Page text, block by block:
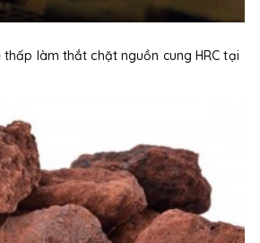
thấp làm thắt chặt nguồn cung HRC tại